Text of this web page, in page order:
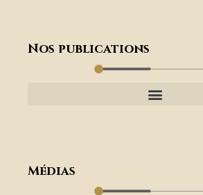
Nos publications
Médias